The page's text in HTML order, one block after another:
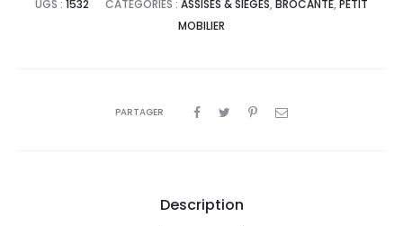
UGS : 1532 CATÉGORIES : ASSISES & SIÈGES, BROCANTE, PETIT
MOBILIER
PARTAGER
Description